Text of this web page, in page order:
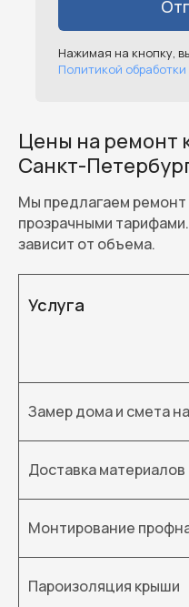
Нажимая на кнопку,
Политикой
Цены на ремонт
Санкт-
Мы предлагаем
прозрачными
зависит от объема.
Услуга
Замер дома и смета
Доставка материалов
Монтирование
Пароизоляция крыши